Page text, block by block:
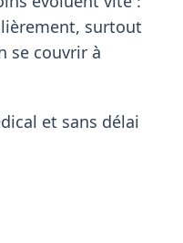
surtout
se couvrir à
et sans délai